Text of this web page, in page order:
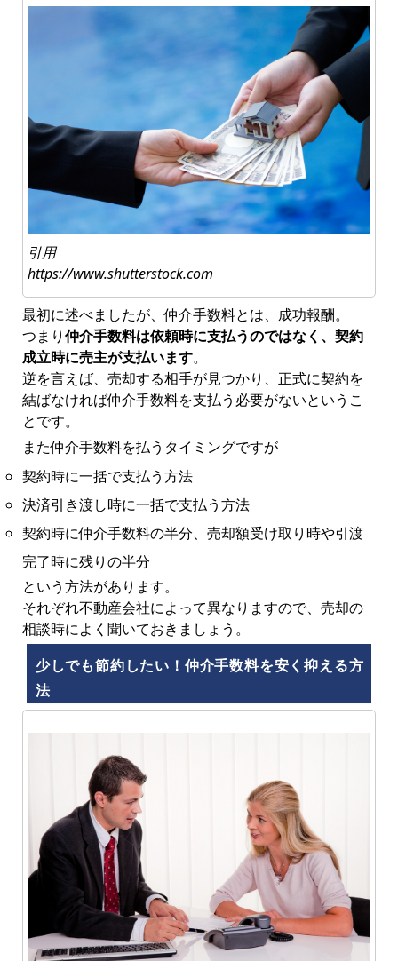
引用
https://www.shutterstock.com
最初に述べましたが、仲介手数料とは、成功報酬。
つまり仲介手数料は依頼時に支払うのではなく、契約
成立時に売主が支払います。
逆を言えば、売却する相手が見つかり、正式に契約を
結ばなければ仲介手数料を支払う必要がないというこ
とです。
また仲介手数料を払うタイミングですが
契約時に一括で支払う方法
決済引き渡し時に一括で支払う方法
契約時に仲介手数料の半分、売却額受け取り時や引渡
完了時に残りの半分
という方法があります。
それぞれ不動産会社によって異なりますので、売却の
相談時によく聞いておきましょう。
少しでも節約したい！仲介手数料を安く抑える方
法